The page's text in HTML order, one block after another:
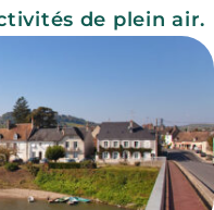
de plein air.